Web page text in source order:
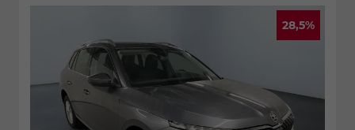
28,5%